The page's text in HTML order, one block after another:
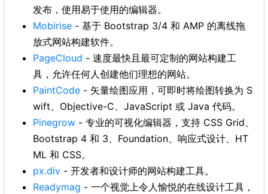
发布，使用易于使用的编辑器。
Mobirise - 基于 Bootstrap 3/4 和 AMP 的离线拖
放式网站构建软件。
PageCloud - 速度最快且最可定制的网站构建工
具，允许任何人创建他们理想的网站。
PaintCode - 矢量绘图应用，可即时将绘图转换为 S
wift、Objective-C、JavaScript 或 Java 代码。
Pinegrow - 专业的可视化编辑器，支持 CSS Grid、
Bootstrap 4 和 3、Foundation、响应式设计、HT
ML 和 CSS。
px.div - 开发者和设计师的网站构建工具。
Readymag - 一个视觉上令人愉悦的在线设计工具，